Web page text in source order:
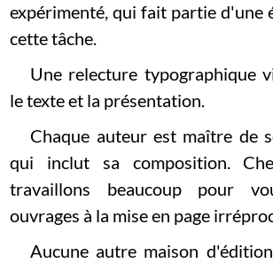
expérimenté, qui fait partie d'une
cette tâche.
Une relecture typographique
le texte et la présentation.
Chaque auteur est maître de
qui inclut sa composition.
travaillons beaucoup pour
ouvrages à la mise en page
Aucune autre maison